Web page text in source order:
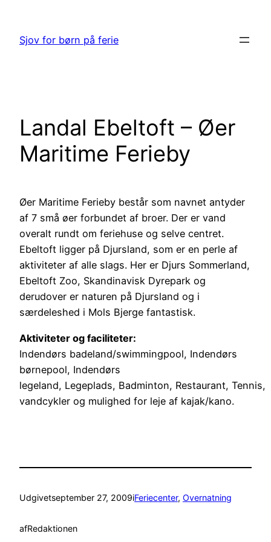
indhold
Sjov for børn på ferie
Landal Ebeltoft – Øer
Maritime Ferieby
Øer Maritime Ferieby består som navnet antyder
af 7 små øer forbundet af broer. Der er vand
overalt rundt om feriehuse og selve centret.
Ebeltoft ligger på Djursland, som er en perle af
aktiviteter af alle slags. Her er Djurs Sommerland,
Ebeltoft Zoo, Skandinavisk Dyrepark og
derudover er naturen på Djursland og i
særdeleshed i Mols Bjerge fantastisk.
Aktiviteter og faciliteter:
Indendørs badeland/swimmingpool, Indendørs
børnepool, Indendørs
legeland, Legeplads, Badminton, Restaurant, Tennis,
vandcykler og mulighed for leje af kajak/kano.
Udgivetseptember 27, 2009iFeriecenter, Overnatning
afRedaktionen